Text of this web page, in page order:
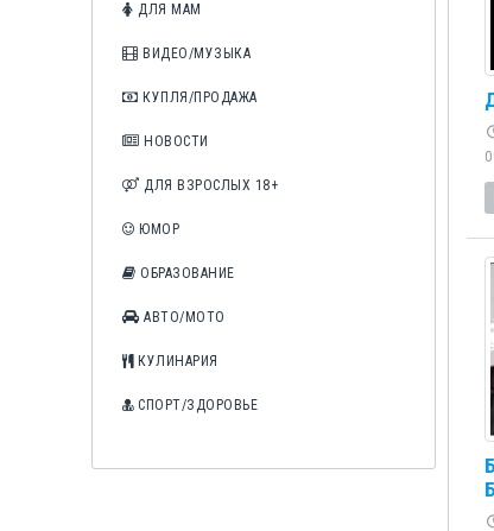
ДЛЯ МАМ
ВИДЕО/МУЗЫКА
КУПЛЯ/ПРОДАЖА
НОВОСТИ
ДЛЯ ВЗРОСЛЫХ 18+
ЮМОР
ОБРАЗОВАНИЕ
АВТО/МОТО
КУЛИНАРИЯ
СПОРТ/ЗДОРОВЬЕ